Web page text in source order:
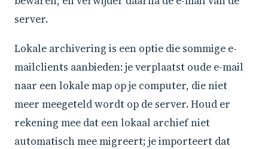
server.
Lokale archivering is een optie die sommige e-
mailclients aanbieden: je verplaatst oude e-mail
naar een lokale map op je computer, die niet
meer meegeteld wordt op de server. Houd er
rekening mee dat een lokaal archief niet
automatisch mee migreert; je importeert dat